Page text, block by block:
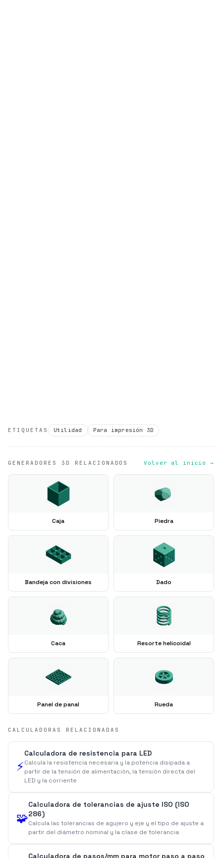
ETIQUETAS Utilidad Para impresión 3D
GENERADORES 3D RELACIONADOS Volver al inicio →
Caja Piedra
Bandeja con divisiones Dado
Caca Resorte helicoidal
Panel de panal Rueda
CALCULADORAS RELACIONADAS
⚡
Calculadora de resistencia para LED
Calcula la resistencia necesaria y la potencia disipada a
partir de la tensión de alimentación, la tensión directa del
LED y la corriente
🧩
Calculadora de tolerancias de ajuste ISO (ISO
286)
Calcula las tolerancias de agujero y eje y el tipo de ajuste a
partir del diámetro nominal y la clase de tolerancia
Calculadora de pasos/mm para motor paso a paso